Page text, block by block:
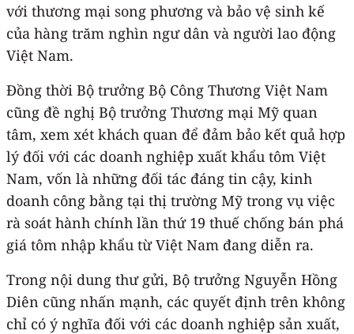
với thương mại song phương và bảo vệ sinh kế
của hàng trăm nghìn ngư dân và người lao động
Việt Nam.
Đồng thời Bộ trưởng Bộ Công Thương Việt Nam
cũng đề nghị Bộ trưởng Thương mại Mỹ quan
tâm, xem xét khách quan để đảm bảo kết quả hợp
lý đối với các doanh nghiệp xuất khẩu tôm Việt
Nam, vốn là những đối tác đáng tin cậy, kinh
doanh công bằng tại thị trường Mỹ trong vụ việc
rà soát hành chính lần thứ 19 thuế chống bán phá
giá tôm nhập khẩu từ Việt Nam đang diễn ra.
Trong nội dung thư gửi, Bộ trưởng Nguyễn Hồng
Diên cũng nhấn mạnh, các quyết định trên không
chỉ có ý nghĩa đối với các doanh nghiệp sản xuất,